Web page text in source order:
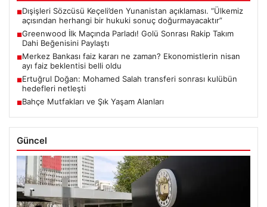
■Dışişleri Sözcüsü Keçeli’den Yunanistan açıklaması. “Ülkemiz
açısından herhangi bir hukuki sonuç doğurmayacaktır”
■Greenwood İlk Maçında Parladı! Golü Sonrası Rakip Takım
Dahi Beğenisini Paylaştı
■Merkez Bankası faiz kararı ne zaman? Ekonomistlerin nisan
ayı faiz beklentisi belli oldu
■Ertuğrul Doğan: Mohamed Salah transferi sonrası kulübün
hedefleri netleşti
■Bahçe Mutfakları ve Şık Yaşam Alanları
Güncel